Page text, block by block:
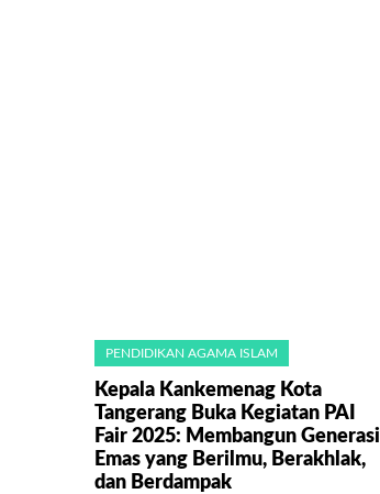
PENDIDIKAN AGAMA ISLAM
Kepala Kankemenag Kota
Tangerang Buka Kegiatan PAI
Fair 2025: Membangun Generasi
Emas yang Berilmu, Berakhlak,
dan Berdampak